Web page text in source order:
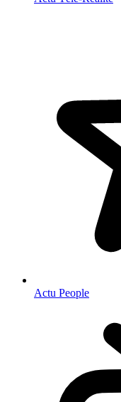
Actu People